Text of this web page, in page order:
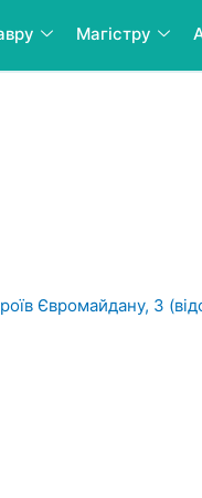
Магістру
Євромайдану, 3